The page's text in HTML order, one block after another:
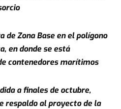
de Zona Base en el polígono
en donde se está
contenedores marítimos
a finales de octubre,
respaldo al proyecto de la